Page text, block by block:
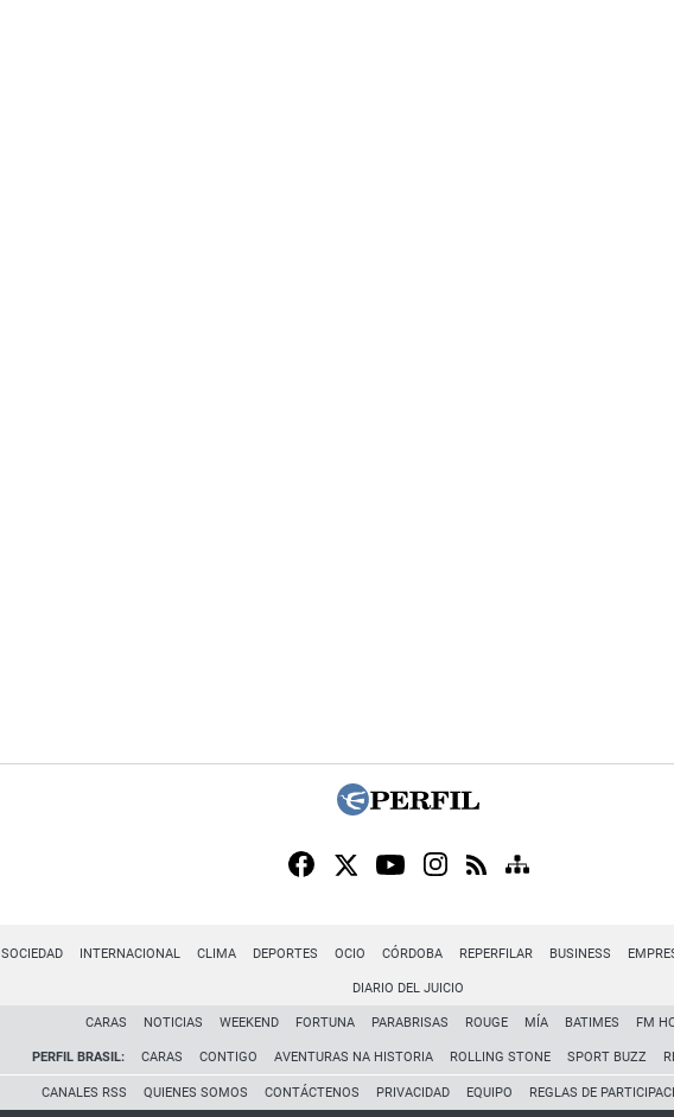
SOCIEDAD INTERNACIONAL CLIMA DEPORTES OCIO CÓRDOBA REPERFILAR BUSINESS
DIARIO DEL JUICIO
CARAS NOTICIAS WEEKEND FORTUNA PARABRISAS ROUGE MÍA BATIMES FM
PERFIL BRASIL: CARAS CONTIGO AVENTURAS NA HISTORIA ROLLING STONE SPORT BUZZ
CANALES RSS QUIENES SOMOS CONTÁCTENOS PRIVACIDAD EQUIPO REGLAS DE